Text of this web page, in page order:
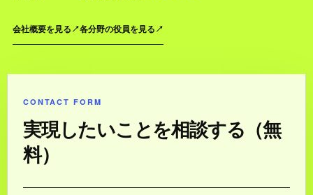
会社概要を見る↗各分野の役員を見る↗
CONTACT FORM
実現したいことを相談する（無
料）